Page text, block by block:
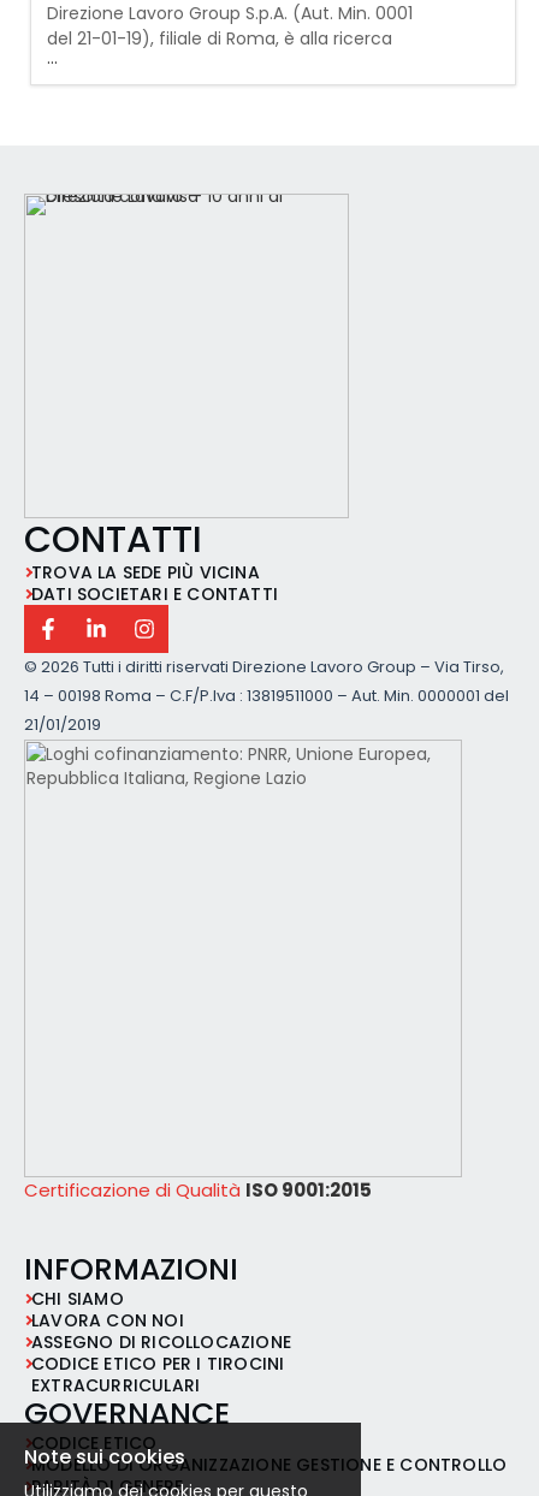
Direzione Lavoro Group S.p.A. (Aut. Min. 0001
del 21-01-19), filiale di Roma, è alla ricerca
per un'importante azienda del territorio di
Roma di un Addetto/a vendita settore
nella scelta di gioielli e orologi e co
...
CONTATTI
TROVA LA SEDE PIÙ VICINA
DATI SOCIETARI E CONTATTI
© 2026 Tutti i diritti riservati Direzione Lavoro Group – Via Tirso,
14 – 00198 Roma – C.F/P.Iva : 13819511000 – Aut. Min. 0000001 del
21/01/2019
Certificazione di Qualità ISO 9001:2015
INFORMAZIONI
CHI SIAMO
LAVORA CON NOI
ASSEGNO DI RICOLLOCAZIONE
CODICE ETICO PER I TIROCINI
EXTRACURRICULARI
GOVERNANCE
CODICE ETICO
MODELLO DI ORGANIZZAZIONE GESTIONE E CONTROLLO
PARITÀ DI GENERE
Note sui cookies
Utilizziamo dei cookies per questo